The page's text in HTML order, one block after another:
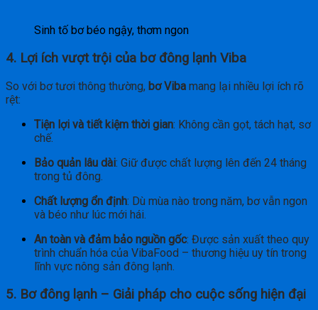
Sinh tố bơ béo ngậy, thơm ngon
4. Lợi ích vượt trội của bơ đông lạnh Viba
So với bơ tươi thông thường, bơ Viba mang lại nhiều lợi ích rõ
rệt:
Tiện lợi và tiết kiệm thời gian: Không cần gọt, tách hạt, sơ
chế.
Bảo quản lâu dài: Giữ được chất lượng lên đến 24 tháng
trong tủ đông.
Chất lượng ổn định: Dù mùa nào trong năm, bơ vẫn ngon
và béo như lúc mới hái.
An toàn và đảm bảo nguồn gốc: Được sản xuất theo quy
trình chuẩn hóa của VibaFood – thương hiệu uy tín trong
lĩnh vực nông sản đông lạnh.
5. Bơ đông lạnh – Giải pháp cho cuộc sống hiện đại